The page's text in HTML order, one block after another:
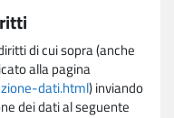
di cui sopra (anche
alla pagina
dati.html) inviando
dei dati al seguente